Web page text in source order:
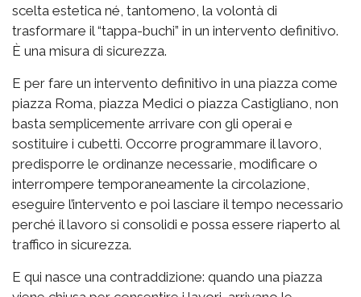
scelta estetica né, tantomeno, la volontà di
trasformare il “tappa-buchi” in un intervento definitivo.
È una misura di sicurezza.
E per fare un intervento definitivo in una piazza come
piazza Roma, piazza Medici o piazza Castigliano, non
basta semplicemente arrivare con gli operai e
sostituire i cubetti. Occorre programmare il lavoro,
predisporre le ordinanze necessarie, modificare o
interrompere temporaneamente la circolazione,
eseguire l’intervento e poi lasciare il tempo necessario
perché il lavoro si consolidi e possa essere riaperto al
traffico in sicurezza.
E qui nasce una contraddizione: quando una piazza